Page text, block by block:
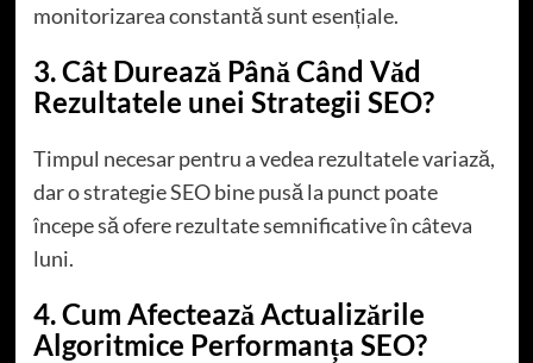
monitorizarea constantă sunt esențiale.
3. Cât Durează Până Când Văd
Rezultatele unei Strategii SEO?
Timpul necesar pentru a vedea rezultatele variază,
dar o strategie SEO bine pusă la punct poate
începe să ofere rezultate semnificative în câteva
luni.
4. Cum Afectează Actualizările
Algoritmice Performanța SEO?